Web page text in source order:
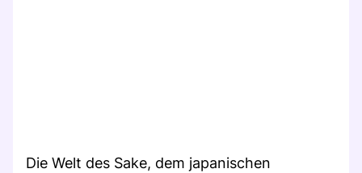
Die Welt des Sake, dem japanischen